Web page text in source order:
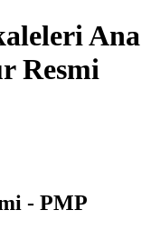
Ana
Resmi
- PMP